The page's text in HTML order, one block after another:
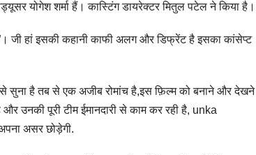
योगेश शर्मा हैं। कास्टिंग डायरेक्टर मितुल पटेल ने किया है।
जी हां इसकी कहानी काफी अलग और डिफ्रेंट है इसका कांसेप्ट
सुना है तब से एक अजीब रोमांच है,इस फ़िल्म को बनाने और देखने
उनकी पूरी टीम ईमानदारी से काम कर रही है, unka
असर छोड़ेगी.